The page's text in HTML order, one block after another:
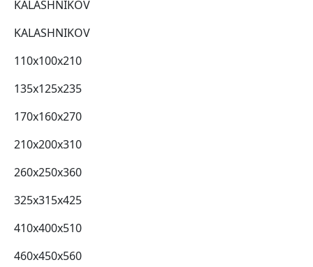
KALASHNIKOV
KALASHNIKOV
110x100x210
135x125x235
170x160x270
210x200x310
260x250x360
325x315x425
410x400x510
460x450x560